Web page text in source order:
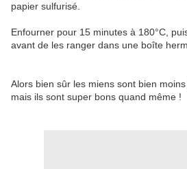
papier sulfurisé.
Enfourner pour 15 minutes à 180°C,
avant de les ranger dans une boîte
Alors bien sûr les miens sont bien
mais ils sont super bons quand même !